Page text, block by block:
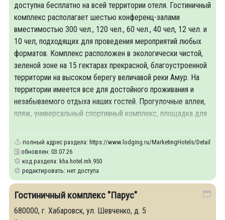
доступна бесплатно на всей территории отеля. Гостиничный
комплекс располагает шестью конференц-залами
вместимостью 300 чел., 120 чел., 60 чел., 40 чел, 12 чел. и
10 чел, подходящих для проведения мероприятий любых
форматов. Комплекс расположен в экологически чистой,
зеленой зоне на 15 гектарах прекрасной, благоустроенной
территории на высоком берегу величавой реки Амур. На
территории имеется все для достойного проживания и
незабываемого отдыха наших гостей. Прогулочные аллеи,
пляж, универсальный спортивный комплекс, площадка для
полный адрес раздела: https://www.lodging.ru/MarketingHotels/Details/950
обновлен: 03.07.26
код раздела: kha.hotel.mh.950
редактировать: нет доступа
Гостиничный комплекс "Парус"
680000, г. Хабаровск, ул. Шевченко, д. 5